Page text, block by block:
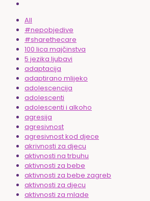
All
#nepobjedive
#sharethecare
100 lica majčinstva
5 jezika ljubavi
adaptacija
adaptirano mlijeko
adolescencija
adolescenti
adolescenti i alkoho
agresija
agresivnost
agresivnost kod djece
akrivnosti za djecu
aktivnosti na trbuhu
aktivnosti za bebe
aktivnosti za bebe zagreb
aktivnosti za djecu
aktivnosti za mlade